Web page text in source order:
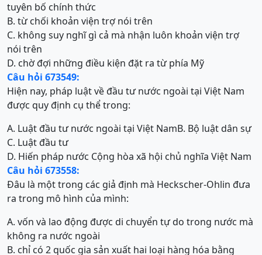
tuyên bố chính thức
B. từ chối khoản viện trợ nói trên
C. không suy nghĩ gì cả mà nhận luôn khoản viện trợ
nói trên
D. chờ đợi những điều kiện đặt ra từ phía Mỹ
Câu hỏi 673549:
Hiện nay, pháp luật về đầu tư nước ngoài tại Việt Nam
được quy định cụ thể trong:
A. Luật đầu tư nước ngoài tại Việt NamB. Bộ luật dân sự
C. Luật đầu tư
D. Hiến pháp nước Cộng hòa xã hội chủ nghĩa Việt Nam
Câu hỏi 673558:
Đâu là một trong các giả định mà Heckscher-Ohlin đưa
ra trong mô hình của mình:
A. vốn và lao động được di chuyển tự do trong nước mà
không ra nước ngoài
B. chỉ có 2 quốc gia sản xuất hai loại hàng hóa bằng